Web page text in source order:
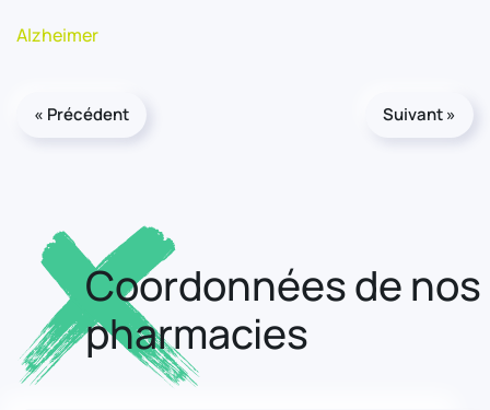
Alzheimer
« Précédent Suivant »
Coordonnées de nos
pharmacies